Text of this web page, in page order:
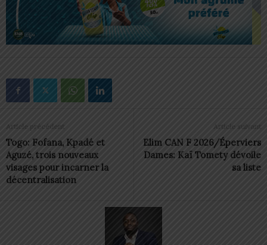
Article précédent
Togo: Fofana, Kpadé et
Aguzé, trois nouveaux
visages pour incarner la
décentralisation
Article suivant
Elim CAN F 2026/Éperviers
Dames: Kaï Tomety dévoile
sa liste